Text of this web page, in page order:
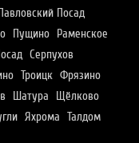
Посад
Пущино Раменское
Серпухов
Троицк Фрязино
Шатура
Щёлково
Яхрома Талдом